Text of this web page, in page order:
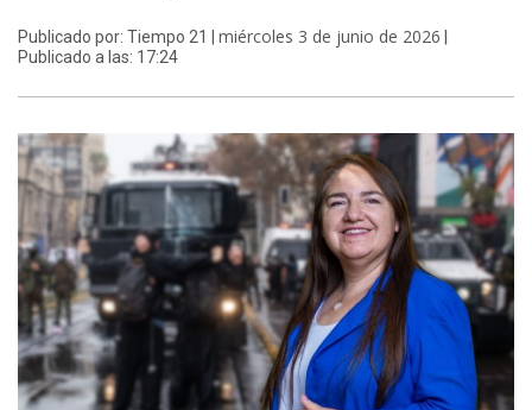
Publicado por: Tiempo 21 | miércoles 3 de junio de 2026
Publicado a las: 17:24